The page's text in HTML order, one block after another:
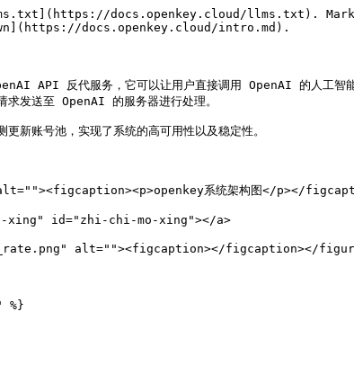
docs.openkey.cloud/llms.txt).
docs.openkey.cloud/intro.md).
反代服务，它可以让用户直接调用 OpenAI 的人工智能
发送至 OpenAI 的服务器进行处理。
新账号池，实现了系统的高可用性以及稳定性。
系统架构图</p></
xing" id="zhi-chi-mo-xing"></a>
alt=""><figcaption></figcaption></
%}